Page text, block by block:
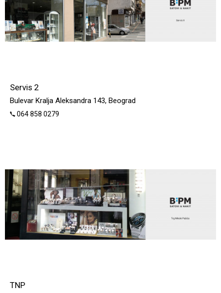
Servis 2
Bulevar Kralja Aleksandra 143, Beograd
064 858 0279
TNP